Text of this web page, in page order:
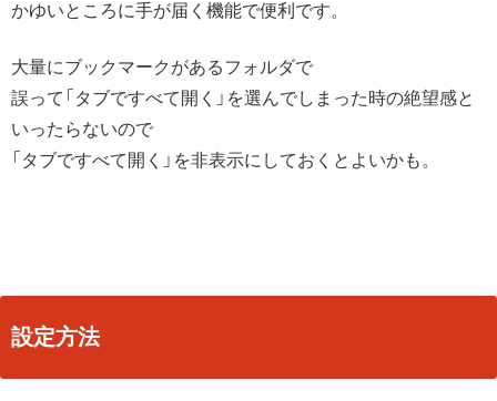
かゆいところに手が届く機能で便利です。
大量にブックマークがあるフォルダで
誤って「タブですべて開く」を選んでしまった時の絶望感と
いったらないので
「タブですべて開く」を非表示にしておくとよいかも。
設定方法